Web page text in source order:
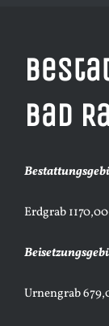
Bad
Erdgrab
Urnengrab